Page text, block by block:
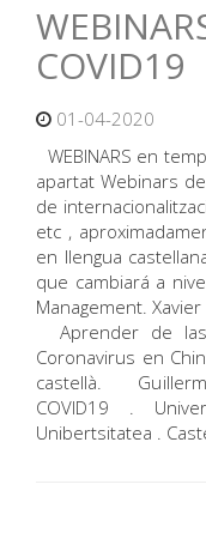
COVID19
01-04-2020
WEBINARS en
apartat Webinars
de
etc ,
en llengua
que cambiará a
Management.
Aprender de las
Coronavirus en
castellà.
COVID19 .
Unibertsitatea .